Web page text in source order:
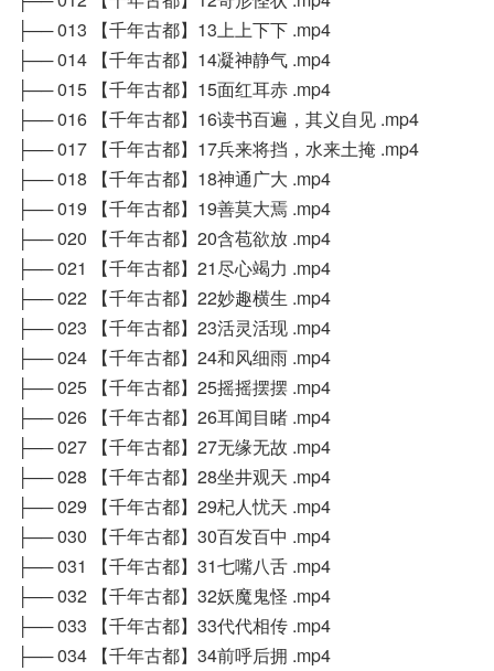
├── 013 【千年古都】13上上下下 .mp4
├── 014 【千年古都】14凝神静气 .mp4
├── 015 【千年古都】15面红耳赤 .mp4
├── 016 【千年古都】16读书百遍，其义自见 .mp4
├── 017 【千年古都】17兵来将挡，水来土掩 .mp4
├── 018 【千年古都】18神通广大 .mp4
├── 019 【千年古都】19善莫大焉 .mp4
├── 020 【千年古都】20含苞欲放 .mp4
├── 021 【千年古都】21尽心竭力 .mp4
├── 022 【千年古都】22妙趣横生 .mp4
├── 023 【千年古都】23活灵活现 .mp4
├── 024 【千年古都】24和风细雨 .mp4
├── 025 【千年古都】25摇摇摆摆 .mp4
├── 026 【千年古都】26耳闻目睹 .mp4
├── 027 【千年古都】27无缘无故 .mp4
├── 028 【千年古都】28坐井观天 .mp4
├── 029 【千年古都】29杞人忧天 .mp4
├── 030 【千年古都】30百发百中 .mp4
├── 031 【千年古都】31七嘴八舌 .mp4
├── 032 【千年古都】32妖魔鬼怪 .mp4
├── 033 【千年古都】33代代相传 .mp4
├── 034 【千年古都】34前呼后拥 .mp4